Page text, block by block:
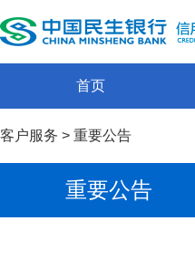
首页
客户服务 > 重要公告
重要公告